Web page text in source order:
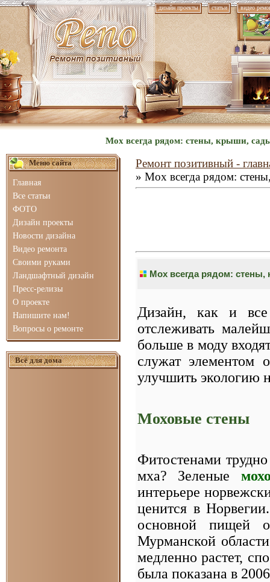
дизайн проекты статьи видео
Мох всегда рядом: стены, крыши,
Меню сайта
Главная
Все статьи
ФОТО
Дизайн проекты
Новости дизайна
Видео ремонта
Своими руками
Ландшафтный дизайн
Пресс-релизы
О проекте
Напишите нам!
Вопросы о ремонте
Всё для дома
Ремонт позитивный -
» Мох всегда рядом:
Мох всегда рядом:
Дизайн, как и все
отслеживать
больше в моду
служат элементом
улучшить экологию
Моховые стены
Фитостенами
мха? Зеленые
интерьере
ценится в
основной пищей
Мурманской
медленно растет,
была показана в